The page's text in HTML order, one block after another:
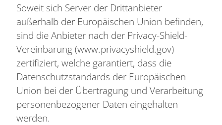
Soweit sich Server der Drittanbieter
außerhalb der Europäischen Union befinden,
sind die Anbieter nach der Privacy-Shield-
Vereinbarung (www.privacyshield.gov)
zertifiziert, welche garantiert, dass die
Datenschutzstandards der Europäischen
Union bei der Übertragung und Verarbeitung
personenbezogener Daten eingehalten
werden.